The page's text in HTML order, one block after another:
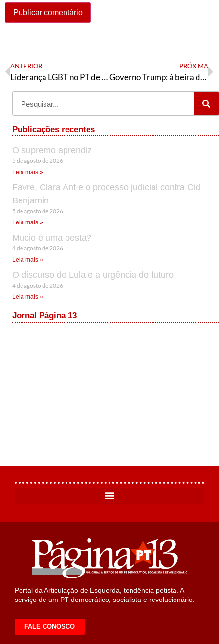
ANTERIOR
Liderança LGBT no PT de Três Lagoas: um marco de representatividade e crescimento
PRÓXIMA
Governo Trump: à beira da loucura, à beira do neofascismo
Publicações recentes
O supremo aprendiz
5 de agosto de 2026
Leia mais »
Favre, Clara Ant e o processo judicial contra Cid
Benjamin
5 de agosto de 2026
Leia mais »
Múcio é uma besta?
4 de agosto de 2026
Leia mais »
O discurso de Lula e a urgência do futuro
4 de agosto de 2026
Leia mais »
Jornal Página 13
Portal da Articulação de Esquerda, tendência petista. A
serviço de um PT democrático, socialista e revolucionário.
FALE CONOSCO